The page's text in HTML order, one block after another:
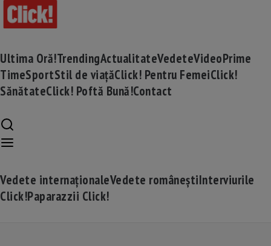
Ultima Oră!TrendingActualitateVedeteVideoPrime
TimeSportStil de viațăClick! Pentru FemeiClick!
SănătateClick! Poftă Bună!Contact
Vedete internaționaleVedete româneștiInterviurile
Click!Paparazzii Click!